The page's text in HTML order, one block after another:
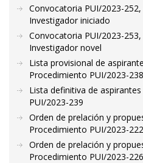
Convocatoria PUI/2023-
Investigador iniciado
Convocatoria PUI/2023-
Investigador novel
Lista provisional de
Procedimiento PUI/2023-238
Lista definitiva de
PUI/2023-239
Orden de prelación y
Procedimiento PUI/2023-222
Orden de prelación y
Procedimiento PUI/2023-226